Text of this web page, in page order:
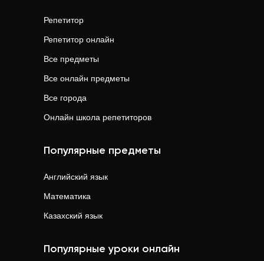
Репетитор
Репетитор онлайн
Все предметы
Все онлайн предметы
Все города
Онлайн школа репетиторов
Популярные предметы
Английский язык
Математика
Казахский язык
Популярные уроки онлайн